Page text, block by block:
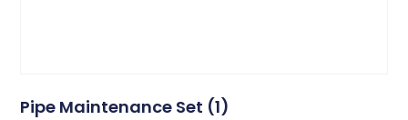
Pipe Maintenance Set (1)